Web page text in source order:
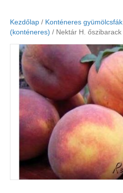
Kezdőlap / Konténeres gyümölcsfák
(konténeres) / Nektár H. őszibarack